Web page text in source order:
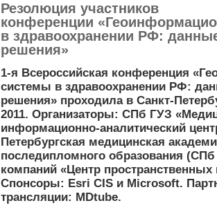
Резолюция участников
конференции
в здравоохранении РФ:
решения»
1-я Всероссийская конференция
системы в здравоохранении РФ:
решения» проходила в Санкт-
2011. Организаторы: СПб ГУЗ
информационно-аналитический
Петербургская медицинская
последипломного образования
компаний «Центр пространственных
Спонсоры: Esri CIS и Microsoft.
трансляции: MDtube.